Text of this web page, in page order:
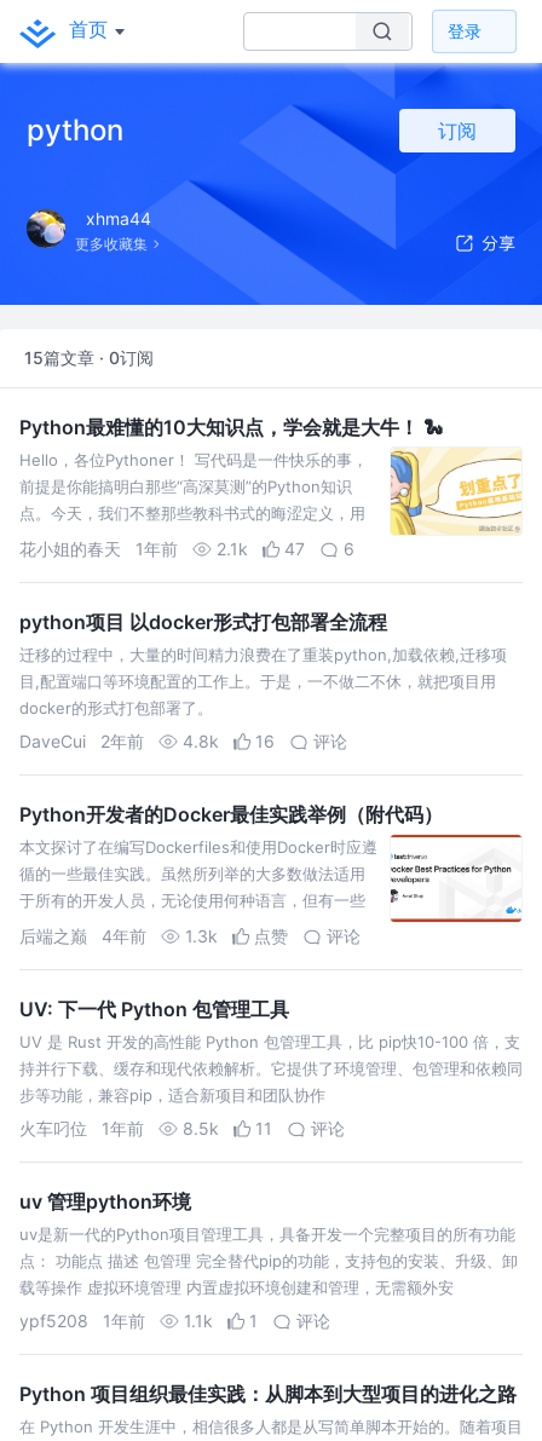
首页 登录
python 订阅
xhma44
更多收藏集
15篇文章 · 0订阅
Python最难懂的10大知识点，学会就是大牛！ 🐍
Hello，各位Pythoner！ 写代码是一件快乐的事，
前提是你能搞明白那些“高深莫测”的Python知识
点。今天，我们不整那些教科书式的晦涩定义，用
最通俗的语言、最搞笑的例子，把这些知识点给你
花小姐的春天 1年前 2.1k 47 6
python项目 以docker形式打包部署全流程
迁移的过程中，大量的时间精力浪费在了重装python,加载依赖,迁移项
目,配置端口等环境配置的工作上。于是，一不做二不休，就把项目用
docker的形式打包部署了。
DaveCui 2年前 4.8k 16 评论
Python开发者的Docker最佳实践举例（附代码）
本文探讨了在编写Dockerfiles和使用Docker时应遵
循的一些最佳实践。虽然所列举的大多数做法适用
于所有的开发人员，无论使用何种语言，但有一些
做法只适用于那些开发基于Python的应用程序。
后端之巅 4年前 1.3k 点赞 评论
UV: 下一代 Python 包管理工具
UV 是 Rust 开发的高性能 Python 包管理工具，比 pip快10-100 倍，支
持并行下载、缓存和现代依赖解析。它提供了环境管理、包管理和依赖同
步等功能，兼容pip，适合新项目和团队协作
火车叼位 1年前 8.5k 11 评论
uv 管理python环境
uv是新一代的Python项目管理工具，具备开发一个完整项目的所有功能
点： 功能点 描述 包管理 完全替代pip的功能，支持包的安装、升级、卸
载等操作 虚拟环境管理 内置虚拟环境创建和管理，无需额外安
ypf5208 1年前 1.1k 1 评论
Python 项目组织最佳实践：从脚本到大型项目的进化之路
在 Python 开发生涯中，相信很多人都是从写简单脚本开始的。随着项目